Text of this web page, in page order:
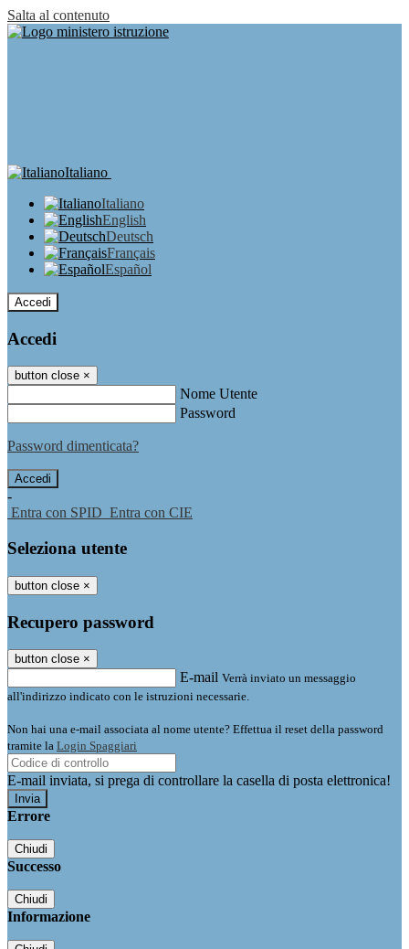
Salta al contenuto
Italiano
Italiano
English
Deutsch
Français
Español
Accedi
Accedi
button close ×
Nome Utente
Password
Password dimenticata?
-
Entra con SPID Entra con CIE
Seleziona utente
button close ×
Recupero password
button close ×
E-mail Verrà inviato un messaggio
all'indirizzo indicato con le istruzioni necessarie.
Non hai una e-mail associata al nome utente? Effettua il reset della password
tramite la Login Spaggiari
E-mail inviata, si prega di controllare la casella di posta elettronica!
Errore
Chiudi
Successo
Chiudi
Informazione